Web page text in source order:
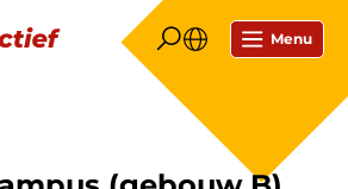
Menu